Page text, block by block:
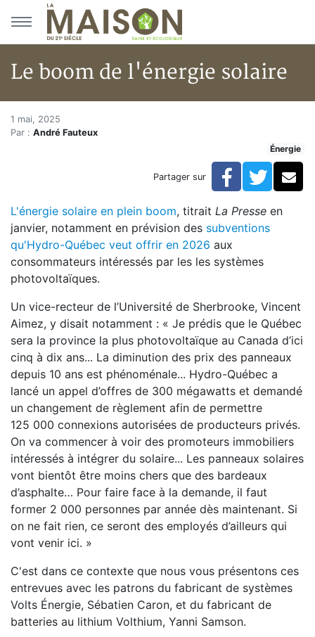
Aller au menu principal
Aller au contenu principal
Le boom de l'énergie solaire
Accueil
Articles
Le boom de l'énergie solaire
1 mai, 2025
Par : André Fauteux
Énergie
Partager sur Facebook
L'énergie solaire en plein boom, titrait La Presse en
janvier, notamment en prévision des subventions
qu'Hydro-Québec veut offrir en 2026 aux
consommateurs intéressés par les les systèmes
photovoltaïques.
Un vice-recteur de l’Université de Sherbrooke, Vincent
Aimez, y disait notamment : « Je prédis que le Québec
sera la province la plus photovoltaïque au Canada d’ici
cinq à dix ans... La diminution des prix des panneaux
depuis 10 ans est phénoménale... Hydro-Québec a
lancé un appel d’offres de 300 mégawatts et demandé
un changement de règlement afin de permettre
125 000 connexions autorisées de producteurs privés.
On va commencer à voir des promoteurs immobiliers
intéressés à intégrer du solaire... Les panneaux solaires
vont bientôt être moins chers que des bardeaux
d’asphalte… Pour faire face à la demande, il faut
former 2 000 personnes par année dès maintenant. Si
on ne fait rien, ce seront des employés d’ailleurs qui
vont venir ici. »
C'est dans ce contexte que nous vous présentons ces
entrevues avec les patrons du fabricant de systèmes
Volts Énergie, Sébatien Caron, et du fabricant de
batteries au lithium Volthium, Yanni Samson.